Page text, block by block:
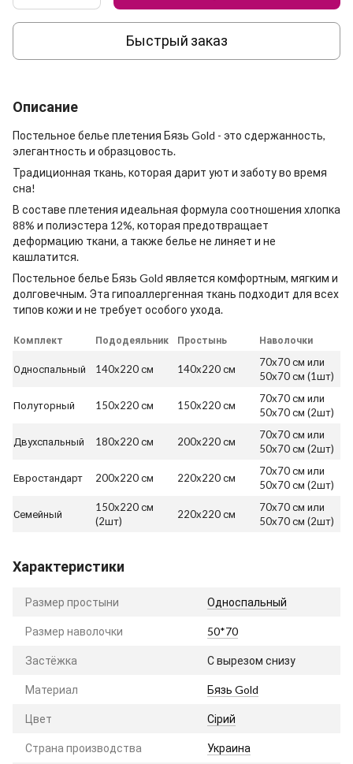
Быстрый заказ
Описание
Постельное белье плетения Бязь Gold - это сдержанность,
элегантность и образцовость.
Традиционная ткань, которая дарит уют и заботу во время
сна!
В составе плетения идеальная формула соотношения хлопка
88% и полиэстера 12%, которая предотвращает
деформацию ткани, а также белье не линяет и не
кашлатится.
Постельное белье Бязь Gold является комфортным, мягким и
долговечным. Эта гипоаллергенная ткань подходит для всех
типов кожи и не требует особого ухода.
Комплект Пододеяльник Простынь Наволочки
Односпальный 140x220 см 140x220 см
70x70 см или
50x70 см (1шт)
Полуторный 150x220 см 150x220 см
70x70 см или
50x70 см (2шт)
Двухспальный 180x220 см 200x220 см
70x70 см или
50x70 см (2шт)
Евростандарт 200x220 см 220x220 см
70x70 см или
50x70 см (2шт)
Семейный
150x220 см
(2шт)
220x220 см
70x70 см или
50x70 см (2шт)
Характеристики
Размер простыни Односпальный
Размер наволочки 50*70
Застёжка С вырезом снизу
Материал Бязь Gold
Цвет Сірий
Страна производства Украина